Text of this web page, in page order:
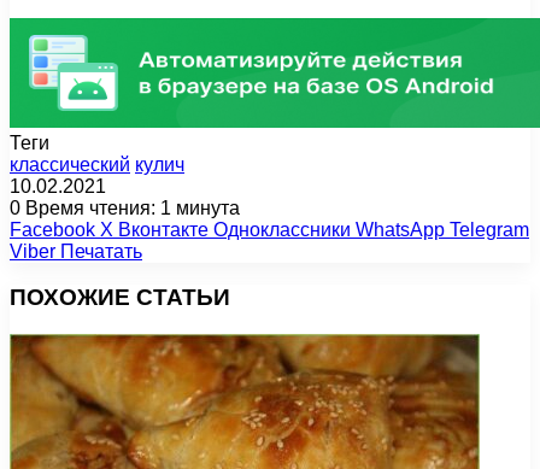
Теги
классический кулич
10.02.2021
0 Время чтения: 1 минута
Facebook X Вконтакте Одноклассники WhatsApp Telegram
Viber Печатать
ПОХОЖИЕ СТАТЬИ